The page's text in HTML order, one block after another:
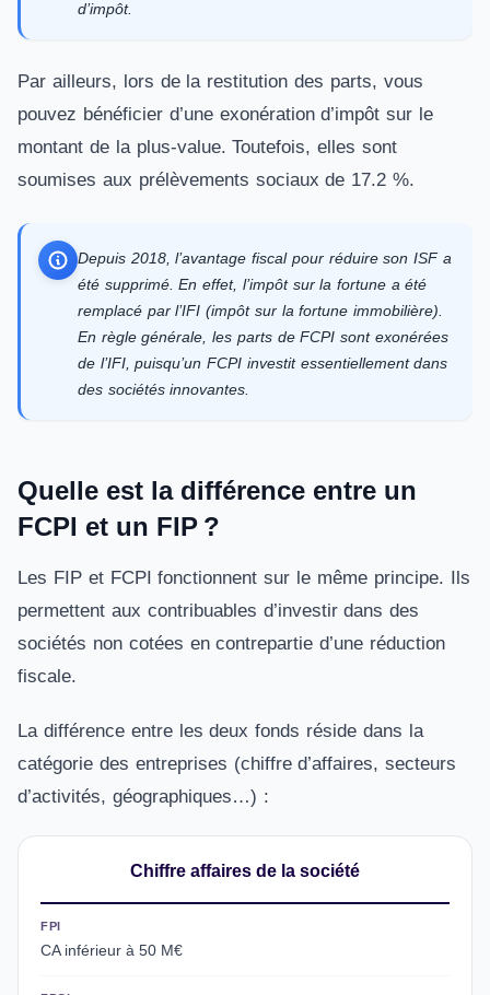
d’impôt.
Par ailleurs, lors de la restitution des parts, vous
pouvez bénéficier d’une exonération d’impôt sur le
montant de la plus-value. Toutefois, elles sont
soumises aux prélèvements sociaux de 17.2 %.
Depuis 2018, l’avantage fiscal pour réduire son ISF a
été supprimé. En effet, l’impôt sur la fortune a été
remplacé par l’IFI (impôt sur la fortune immobilière).
En règle générale, les parts de FCPI sont exonérées
de l’IFI, puisqu’un FCPI investit essentiellement dans
des sociétés innovantes.
Quelle est la différence entre un
FCPI et un FIP ?
Les FIP et FCPI fonctionnent sur le même principe. Ils
permettent aux contribuables d’investir dans des
sociétés non cotées en contrepartie d’une réduction
fiscale.
La différence entre les deux fonds réside dans la
catégorie des entreprises (chiffre d’affaires, secteurs
d’activités, géographiques…) :
Chiffre affaires de la société
FPI
CA inférieur à 50 M€